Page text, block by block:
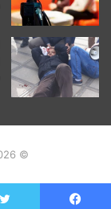
© 2026جميع الحقوق محفوضة |